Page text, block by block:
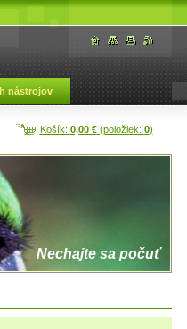
nástrojov
Košík: 0,00 €(položiek: 0)
Nechajte sa počuť